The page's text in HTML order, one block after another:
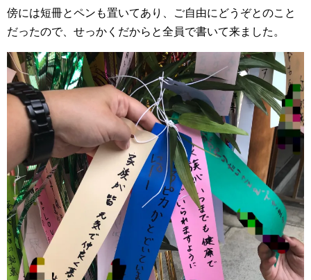
傍には短冊とペンも置いてあり、ご自由にどうぞとのこと
だったので、せっかくだからと全員で書いて来ました。